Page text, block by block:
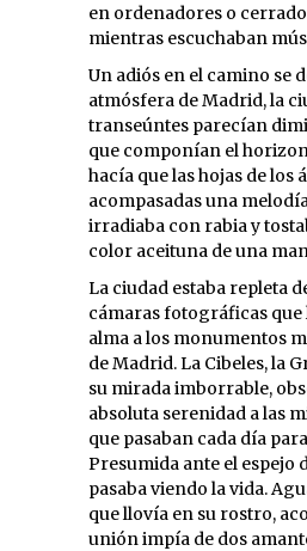
en ordenadores o
mientras escuchaban
Un adiós en el camino se
atmósfera de Madrid, la
transeúntes parecían
que componían el
hacía que las hojas de los
acompasadas una
irradiaba con rabia y
color aceituna de una
La ciudad estaba repleta
cámaras fotográficas
alma a los monumentos
de Madrid. La Cibeles, la
su mirada imborrable,
absoluta serenidad a las
que pasaban cada día
Presumida ante el espejo
pasaba viendo la vida.
que llovía en su rostro,
unión impía de dos